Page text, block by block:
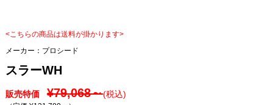
<こちらの商品は送料が掛かります>
メーカー： プロシード
スラーWH
販売特価 ¥79,068～(税込)